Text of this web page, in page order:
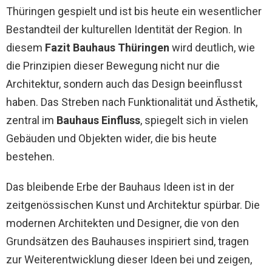
Thüringen gespielt und ist bis heute ein wesentlicher
Bestandteil der kulturellen Identität der Region. In
diesem Fazit Bauhaus Thüringen wird deutlich, wie
die Prinzipien dieser Bewegung nicht nur die
Architektur, sondern auch das Design beeinflusst
haben. Das Streben nach Funktionalität und Ästhetik,
zentral im Bauhaus Einfluss, spiegelt sich in vielen
Gebäuden und Objekten wider, die bis heute
bestehen.
Das bleibende Erbe der Bauhaus Ideen ist in der
zeitgenössischen Kunst und Architektur spürbar. Die
modernen Architekten und Designer, die von den
Grundsätzen des Bauhauses inspiriert sind, tragen
zur Weiterentwicklung dieser Ideen bei und zeigen,